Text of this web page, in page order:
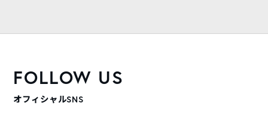
FOLLOW US
オフィシャルSNS